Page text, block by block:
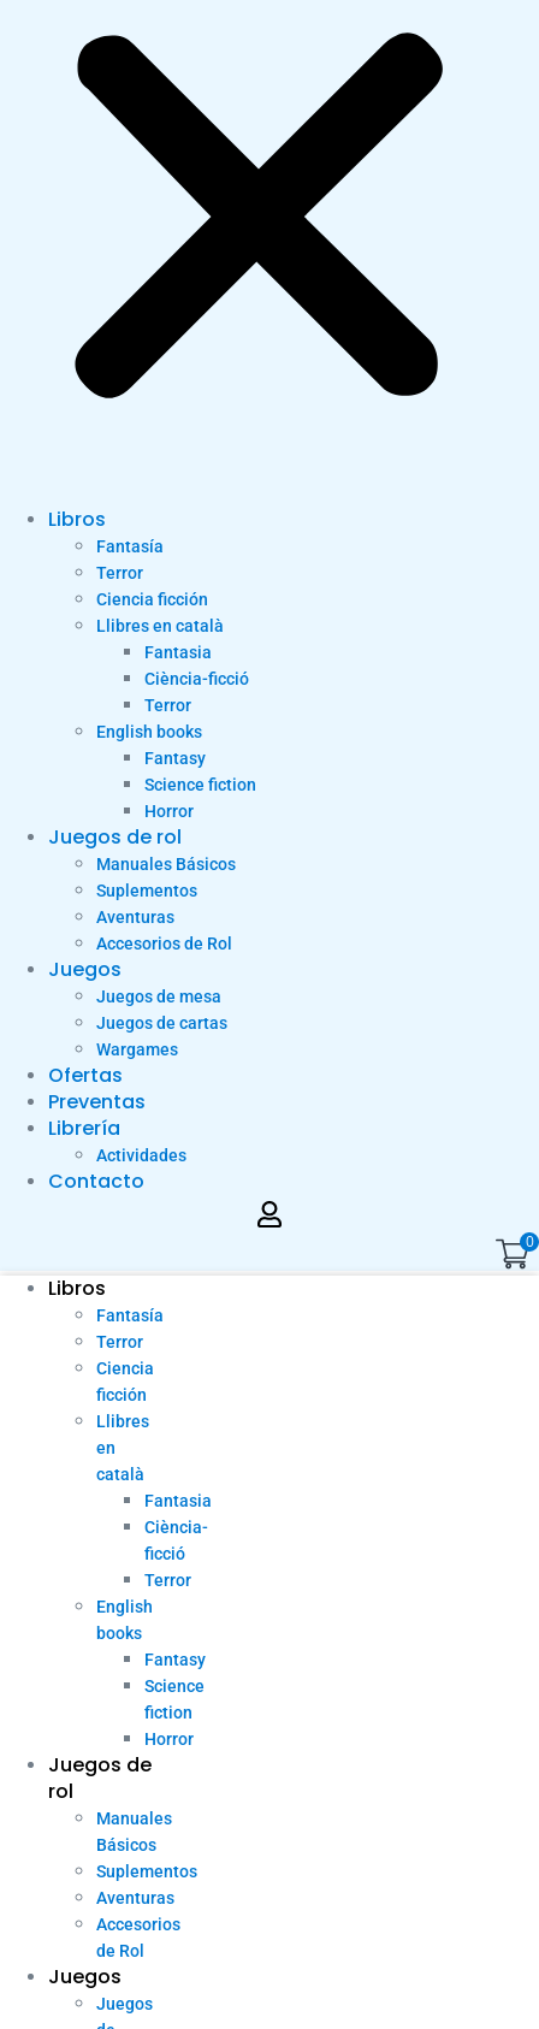
Libros
Fantasía
Terror
Ciencia ficción
Llibres en català
Fantasia
Ciència-ficció
Terror
English books
Fantasy
Science fiction
Horror
Juegos de rol
Manuales Básicos
Suplementos
Aventuras
Accesorios de Rol
Juegos
Juegos de mesa
Juegos de cartas
Wargames
Ofertas
Preventas
Librería
Actividades
Contacto
0
Libros
Fantasía
Terror
Ciencia
ficción
Llibres
en
català
Fantasia
Ciència-
ficció
Terror
English
books
Fantasy
Science
fiction
Horror
Juegos de
rol
Manuales
Básicos
Suplementos
Aventuras
Accesorios
de Rol
Juegos
Juegos